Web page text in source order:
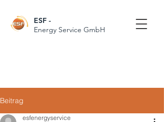
ESF -
Energy Service GmbH
Beitrag
esfenergyservice